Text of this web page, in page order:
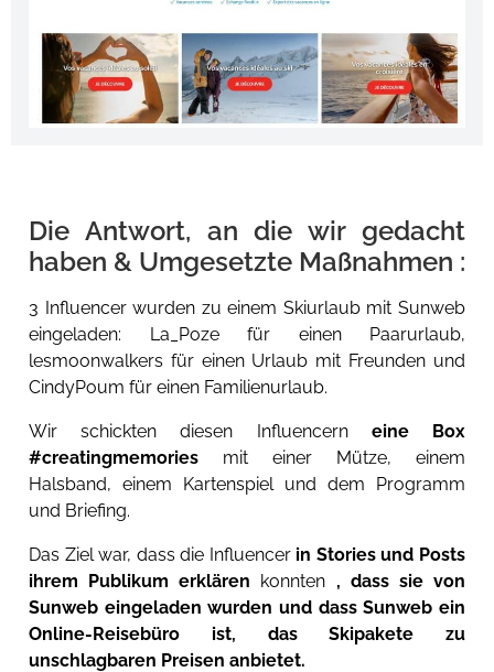
Die Antwort, an die wir gedacht
haben & Umgesetzte Maßnahmen :
3 Influencer wurden zu einem Skiurlaub mit Sunweb
eingeladen: La_Poze für einen Paarurlaub,
lesmoonwalkers für einen Urlaub mit Freunden und
CindyPoum für einen Familienurlaub.
Wir schickten diesen Influencern eine Box
#creatingmemories mit einer Mütze, einem
Halsband, einem Kartenspiel und dem Programm
und Briefing.
Das Ziel war, dass die Influencer in Stories und Posts
ihrem Publikum erklären konnten , dass sie von
Sunweb eingeladen wurden und dass Sunweb ein
Online-Reisebüro ist, das Skipakete zu
unschlagbaren Preisen anbietet.